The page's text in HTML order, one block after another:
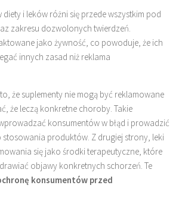
diety i leków różni się przede wszystkim pod
zakresu dozwolonych twierdzeń.
jako żywność, co powoduje, że ich
innych zasad niż reklama
że suplementy nie mogą być reklamowane
że leczą konkretne choroby. Takie
konsumentów w błąd i prowadzić
produktów. Z drugiej strony, leki
się jako środki terapeutyczne, które
objawy konkretnych schorzeń. Te
konsumentów przed